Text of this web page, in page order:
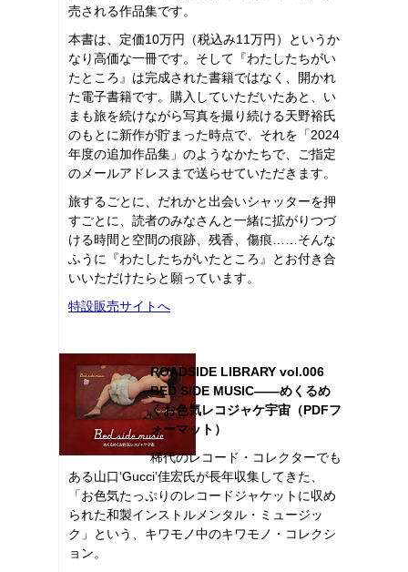
売される作品集です。
本書は、定価10万円（税込み11万円）というか
なり高価な一冊です。そして『わたしたちがい
たところ』は完成された書籍ではなく、開かれ
た電子書籍です。購入していただいたあと、い
まも旅を続けながら写真を撮り続ける天野裕氏
のもとに新作が貯まった時点で、それを「2024
年度の追加作品集」のようなかたちで、ご指定
のメールアドレスまで送らせていただきます。
旅するごとに、だれかと出会いシャッターを押
すごとに、読者のみなさんと一緒に拡がりつづ
ける時間と空間の痕跡、残香、傷痕……そんな
ふうに『わたしたちがいたところ』とお付き合
いいただけたらと願っています。
特設販売サイトへ
ROADSIDE LIBRARY vol.006
BED SIDE MUSIC――めくるめ
くお色気レコジャケ宇宙（PDFフ
ォーマット）
稀代のレコード・コレクターでも
ある山口‘Gucci’佳宏氏が長年収集してきた、
「お色気たっぷりのレコードジャケットに収め
られた和製インストルメンタル・ミュージッ
ク」という、キワモノ中のキワモノ・コレクシ
ョン。